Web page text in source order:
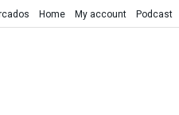
Home My account Podcast